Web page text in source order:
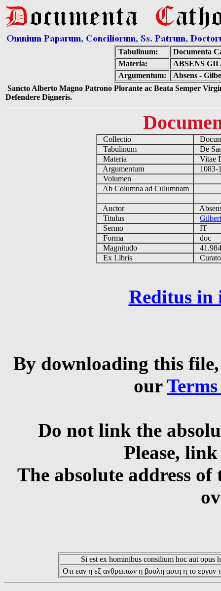
Tabulinum:
Documenta
Materia:
ABSENS
Argumentum:
Absens -
Sancto Alberto Magno Patrono Plorante ac Beata Semper
Defendere Digneris.
Collectio
Tabulinum
De
Materia
Vitae
Argumentum
1083-
Volumen
Ab Columna ad Culumnam
Auctor
Titulus
Sermo
IT
Forma
doc
Magnitudo
Ex Libris
Reditus in
By downloading this
our
Do not link the
Please,
The absolute address
Si est ex hominibus consilium hoc aut opus
Οτι εαν η εξ ανθρωπων η βουλη αυτη η το εργον